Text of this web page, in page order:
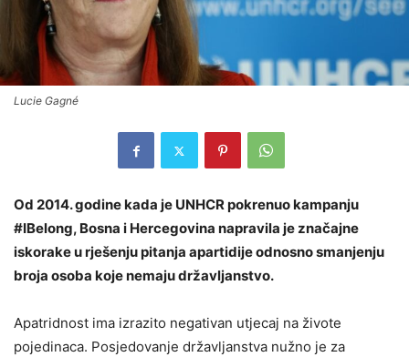
Lucie Gagné
Od 2014. godine kada je UNHCR pokrenuo kampanju
#IBelong, Bosna i Hercegovina napravila je značajne
iskorake u rješenju pitanja apartidije odnosno smanjenju
broja osoba koje nemaju državljanstvo.
Apatridnost ima izrazito negativan utjecaj na živote
pojedinaca. Posjedovanje državljanstva nužno je za